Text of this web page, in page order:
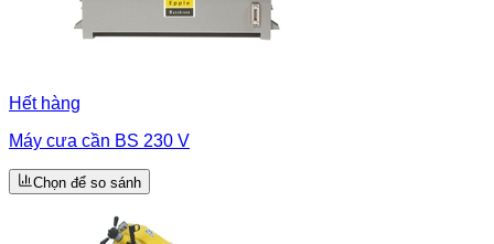
Hết hàng
Máy cưa cần BS 230 V
Chọn để so sánh